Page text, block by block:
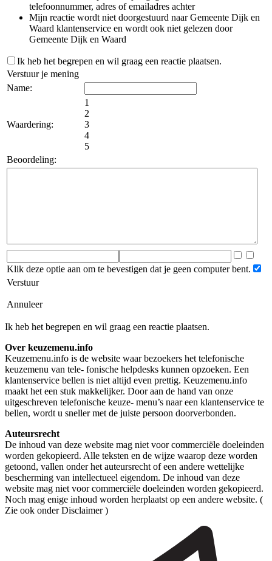
telefoonnummer, adres of emailadres achter
Mijn reactie wordt niet doorgestuurd naar Gemeente Dijk en
Waard klantenservice en wordt ook niet gelezen door
Gemeente Dijk en Waard
Ik heb het begrepen en wil graag een reactie plaatsen.
Verstuur je mening
Name:
Waardering:
1
2
3
4
5
Beoordeling:
Klik deze optie aan om te bevestigen dat je geen computer bent.
Verstuur
Annuleer
Ik heb het begrepen en wil graag een reactie plaatsen.
Over keuzemenu.info
Keuzemenu.info is de website waar bezoekers het telefonische
keuzemenu van tele- fonische helpdesks kunnen opzoeken. Een
klantenservice bellen is niet altijd even prettig. Keuzemenu.info
maakt het een stuk makkelijker. Door aan de hand van onze
uitgeschreven telefonische keuze- menu’s naar een klantenservice te
bellen, wordt u sneller met de juiste persoon doorverbonden.
Auteursrecht
De inhoud van deze website mag niet voor commerciële doeleinden
worden gekopieerd. Alle teksten en de wijze waarop deze worden
getoond, vallen onder het auteursrecht of een andere wettelijke
bescherming van intellectueel eigendom. De inhoud van deze
website mag niet voor commerciële doeleinden worden gekopieerd.
Noch mag enige inhoud worden herplaatst op een andere website. (
Zie ook onder Disclaimer )